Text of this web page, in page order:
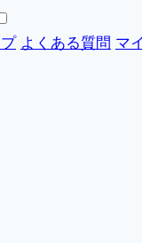
よくある質問 マ